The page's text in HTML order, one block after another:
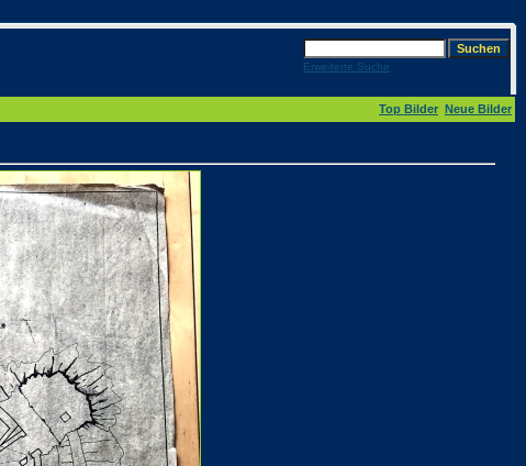
Erweiterte Suche
Top Bilder Neue Bilder